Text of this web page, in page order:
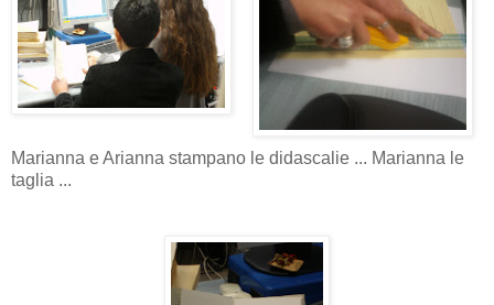
Marianna e Arianna stampano le didascalie ... Marianna le
taglia ...